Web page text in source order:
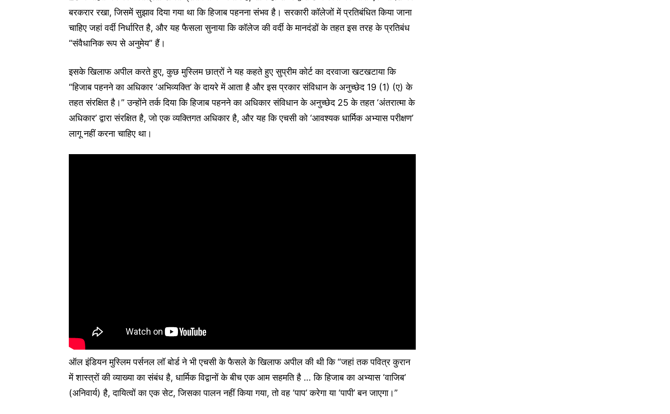
बरकरार रखा, जिसमें सुझाव दिया गया था कि हिजाब पहनना संभव है। सरकारी कॉलेजों में प्रतिबंधित किया जाना
चाहिए जहां वर्दी निर्धारित है, और यह फैसला सुनाया कि कॉलेज की वर्दी के मानदंडों के तहत इस तरह के प्रतिबंध
“संवैधानिक रूप से अनुमेय” हैं।
इसके खिलाफ अपील करते हुए, कुछ मुस्लिम छात्रों ने यह कहते हुए सुप्रीम कोर्ट का दरवाजा खटखटाया कि
“हिजाब पहनने का अधिकार ‘अभिव्यक्ति’ के दायरे में आता है और इस प्रकार संविधान के अनुच्छेद 19 (1) (ए) के
तहत संरक्षित है।” उन्होंने तर्क दिया कि हिजाब पहनने का अधिकार संविधान के अनुच्छेद 25 के तहत ‘अंतरात्मा के
अधिकार’ द्वारा संरक्षित है, जो एक व्यक्तिगत अधिकार है, और यह कि एचसी को ‘आवश्यक धार्मिक अभ्यास परीक्षण’
लागू नहीं करना चाहिए था।
ऑल इंडियन मुस्लिम पर्सनल लॉ बोर्ड ने भी एचसी के फैसले के खिलाफ अपील की थी कि “जहां तक ​​​​पवित्र कुरान
में शास्त्रों की व्याख्या का संबंध है, धार्मिक विद्वानों के बीच एक आम सहमति है … कि हिजाब का अभ्यास ‘वाजिब’
(अनिवार्य) है, दायित्वों का एक सेट, जिसका पालन नहीं किया गया, तो वह ‘पाप’ करेगा या ‘पापी’ बन जाएगा।”